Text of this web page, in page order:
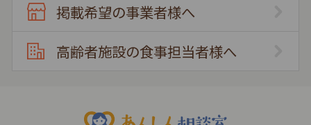
掲載希望の事業者様へ
高齢者施設の食事担当者様へ